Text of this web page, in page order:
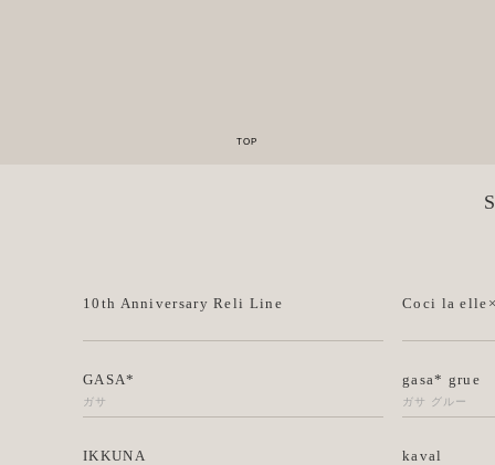
10th Anniversary Reli Line Coci la
GASA*
ガサ
gasa* grue
ガサ グルー
IKKUNA kaval